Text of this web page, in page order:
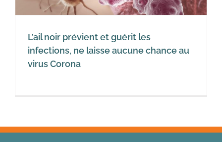
L’ail noir prévient et guérit les
infections, ne laisse aucune chance au
virus Corona